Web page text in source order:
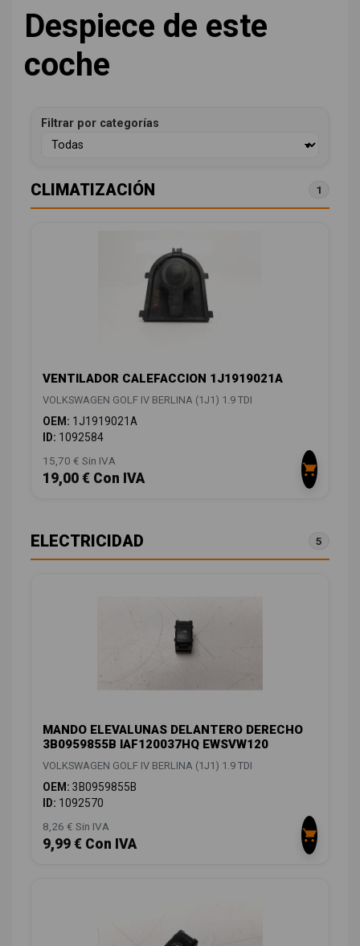
Despiece de este
coche
Filtrar por categorías
CLIMATIZACIÓN 1
VENTILADOR CALEFACCION 1J1919021A
VOLKSWAGEN GOLF IV BERLINA (1J1) 1.9 TDI
OEM: 1J1919021A
ID: 1092584
15,70 € Sin IVA
19,00 € Con IVA
ELECTRICIDAD 5
MANDO ELEVALUNAS DELANTERO DERECHO
3B0959855B IAF120037HQ EWSVW120
VOLKSWAGEN GOLF IV BERLINA (1J1) 1.9 TDI
OEM: 3B0959855B
ID: 1092570
8,26 € Sin IVA
9,99 € Con IVA